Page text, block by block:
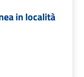
in località